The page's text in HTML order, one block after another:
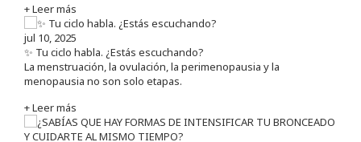
+ Leer más
jul 10, 2025
✨ Tu ciclo habla. ¿Estás escuchando?
La menstruación, la ovulación, la perimenopausia y la
menopausia no son solo etapas.
+ Leer más